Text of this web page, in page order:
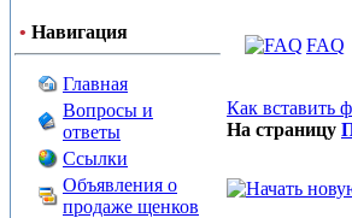
• Навигация
Главная
Вопросы и
ответы
Ссылки
Объявления о
продаже щенков
FAQ
Как вставить
На страницу